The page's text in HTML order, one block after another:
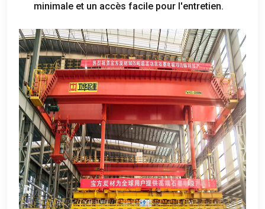
minimale et un accès facile pour l'entretien.